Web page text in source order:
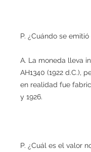
P. ¿Cuándo se
A. La moneda lleva
AH1340 (1922 d.C.),
en realidad fue
y 1926.
P. ¿Cuál es el valor